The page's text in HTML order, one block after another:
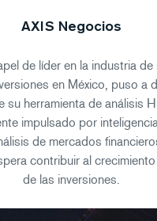
AXIS Negocios
de líder en la industria de
en México, puso a
su herramienta de análisis
impulsado por
de mercados
contribuir al
de las inversiones.